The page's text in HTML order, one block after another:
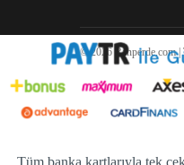
© 2026 Ranperde.com |
Tüm banka kartlarıyla tek